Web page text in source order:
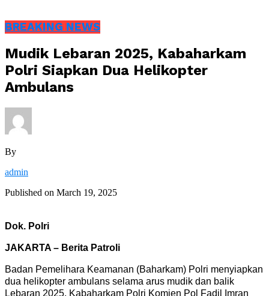
BREAKING NEWS
Mudik Lebaran 2025, Kabaharkam
Polri Siapkan Dua Helikopter
Ambulans
By
admin
Published on March 19, 2025
Dok. Polri
JAKARTA – Berita Patroli
Badan Pemelihara Keamanan (Baharkam) Polri menyiapkan
dua helikopter ambulans selama arus mudik dan balik
Lebaran 2025. Kabaharkam Polri Komjen Pol Fadil Imran